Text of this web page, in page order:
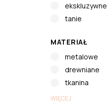
ekskluzywne
tanie
MATERIAŁ
metalowe
drewniane
tkanina
WIĘCEJ